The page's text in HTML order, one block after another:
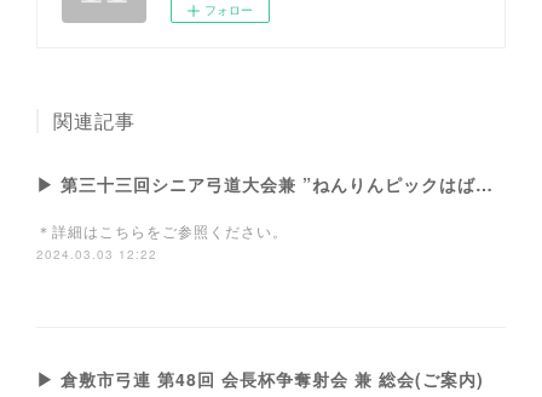
フォロー
関連記事
▶ 第三十三回シニア弓道大会兼 ”ねんりんピックはばたけ鳥取2024”大会予選会
＊詳細はこちらをご参照ください。
2024.03.03 12:22
▶ 倉敷市弓連 第48回 会長杯争奪射会 兼 総会(ご案内)